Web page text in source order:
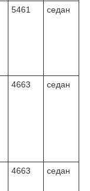
5461 седан
4663 седан
4663 седан